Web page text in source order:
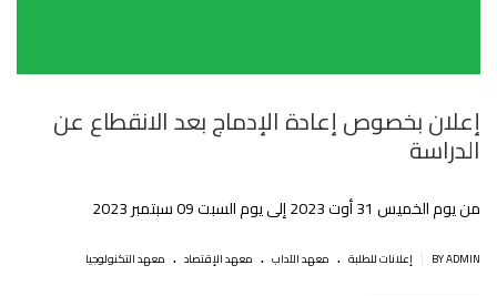
إعلان بخصوص إعادة الإدماج بعد الانقطاع عن
الدراسة
من يوم الخميس 31 أوت 2023 إلى يوم السبت 09 سبتمبر 2023
BY ADMIN إعلانات للطلبة . معهد الآداب . معهد الإقتصاد . معهد التكنولوجيا